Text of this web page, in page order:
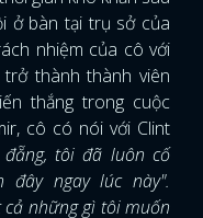
ở bàn tại trụ sở của
nhiệm của cô với
thành thành viên
thắng trong cuộc
cô có nói với Clint
tôi đã luôn cố
ngay lúc này".
những gì tôi muốn